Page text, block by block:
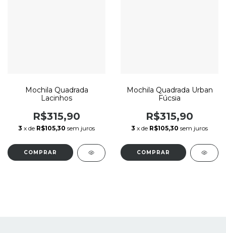
Mochila Quadrada
Lacinhos
R$315,90
3 x de R$105,30 sem juros
Mochila Quadrada Urban
Fúcsia
R$315,90
3 x de R$105,30 sem juros